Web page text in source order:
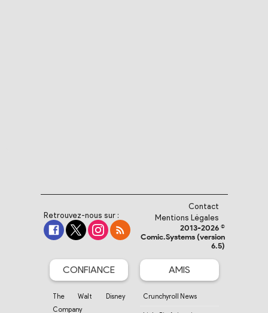
Retrouvez-nous sur :
Contact
Mentions Légales
2013-2026 ©
Comic.Systems (version
6.5)
CONFIANCE
The Walt Disney
Company
AMIS
Crunchyroll News